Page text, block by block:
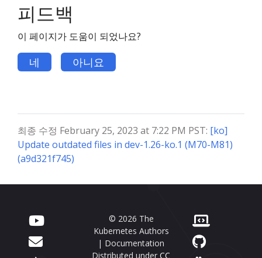
피드백
이 페이지가 도움이 되었나요?
네 아니요
최종 수정 February 25, 2023 at 7:22 PM PST: [ko]
Update outdated files in dev-1.26-ko.1 (M70-M81)
(a9d321f745)
© 2026 The
Kubernetes Authors
| Documentation
Distributed under CC